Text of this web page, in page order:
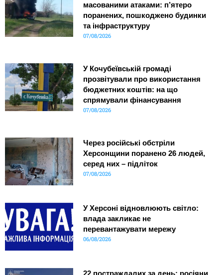
масованими атаками: п’ятеро
поранених, пошкоджено будинки
та інфраструктуру
07/08/2026
У Кочубеївській громаді
прозвітували про використання
бюджетних коштів: на що
спрямували фінансування
07/08/2026
Через російські обстріли
Херсонщини поранено 26 людей,
серед них – підліток
07/08/2026
У Херсоні відновлюють світло:
влада закликає не
перевантажувати мережу
06/08/2026
22 постраждалих за день: росіяни